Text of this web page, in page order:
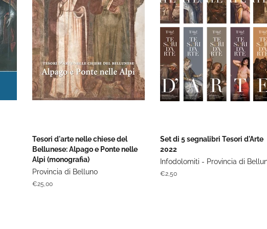
Tesori d'arte nelle chiese del
Bellunese: Alpago e Ponte nelle
Alpi (monografia)
Provincia di Belluno
Prezzo
€25,00
Set di 5 segnalibri Tesori d'Arte
2022
Infodolomiti - Provincia di
Prezzo
€2,50